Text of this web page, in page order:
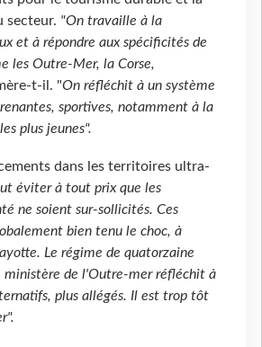
secteur. "On travaille à la
et à répondre aux spécificités de
les Outre-Mer, la Corse,
t-il. "On réfléchit à un système
sportives, notamment à la
plus jeunes".
dans les territoires ultra-
éviter à tout prix que les
ne soient sur-sollicités. Ces
bien tenu le choc, à
Le régime de quatorzaine
ministère de l'Outre-mer réfléchit à
plus allégés. Il est trop tôt